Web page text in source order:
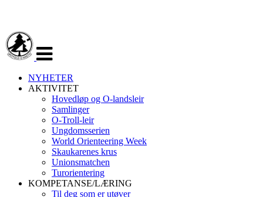
navigasjon
NYHETER
AKTIVITET
Hovedløp og O-landsleir
Samlinger
O-Troll-leir
Ungdomsserien
World Orienteering Week
Skaukarenes krus
Unionsmatchen
Turorientering
KOMPETANSE/LÆRING
Til deg som er utøver